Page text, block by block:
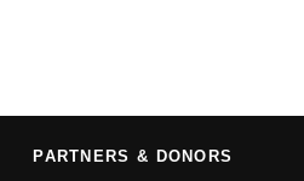
PARTNERS & DONORS